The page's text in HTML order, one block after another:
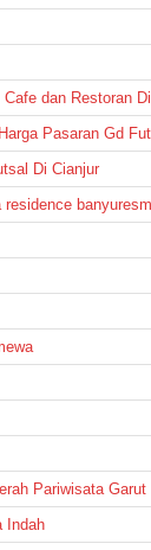
dan Restoran
Pasaran Gd
Di Cianjur
residence
Pariwisata Garut
Indah